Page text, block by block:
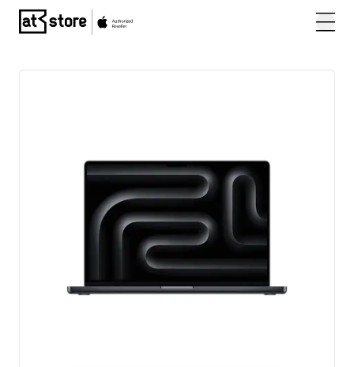
Posjetite početnu stranicu AT Store